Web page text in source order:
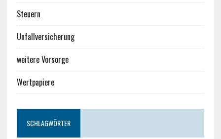
Steuern
Unfallversicherung
weitere Vorsorge
Wertpapiere
SCHLAGWÖRTER